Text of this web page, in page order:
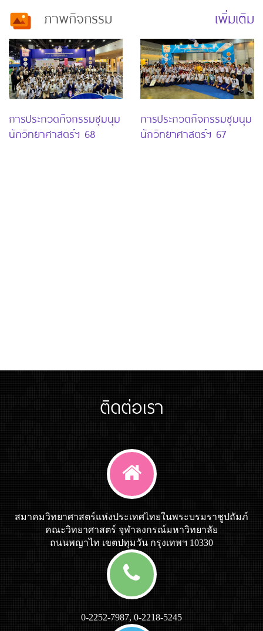
ภาพกิจกรรม เพิ่มเติม
การประกวดกิจกรรมชุมนุม
นักวิทยาศาสตร์ฯ 68
การประกวดกิจกรรมชุมนุม
นักวิทยาศาสตร์ฯ 67
ติดต่อเรา
สมาคมวิทยาศาสตร์แห่งประเทศไทยในพระบรมราชูปถัมภ์
คณะวิทยาศาสตร์ จุฬาลงกรณ์มหาวิทยาลัย
ถนนพญาไท เขตปทุมวัน กรุงเทพฯ 10330
0-2252-7987, 0-2218-5245